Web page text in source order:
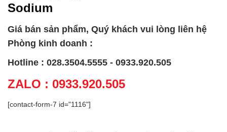
Sodium
Giá bán sản phẩm, Quý khách vui lòng liên hệ
Phòng kinh doanh :
Hotline : 028.3504.5555 - 0933.920.505
ZALO : 0933.920.505
[contact-form-7 id="1116"]